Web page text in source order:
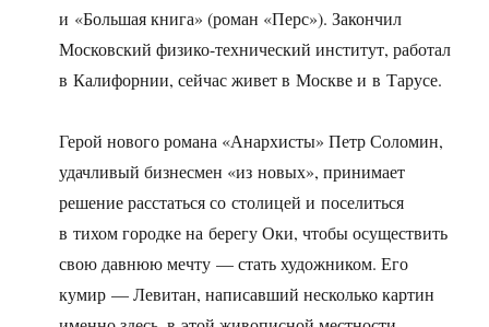
и «Большая книга» (роман «Перс»). Закончил
Московский физико-технический институт, работал
в Калифорнии, сейчас живет в Москве и в Тарусе.
Герой нового романа «Анархисты» Петр Соломин,
удачливый бизнесмен «из новых», принимает
решение расстаться со столицей и поселиться
в тихом городке на берегу Оки, чтобы осуществить
свою давнюю мечту — стать художником. Его
кумир — Левитан, написавший несколько картин